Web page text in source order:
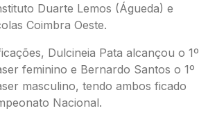
Duarte Lemos (Águeda) e
Coimbra Oeste.
Dulcineia Pata alcançou o 1º
feminino e Bernardo Santos o 1º
masculino, tendo ambos ficado
Nacional.